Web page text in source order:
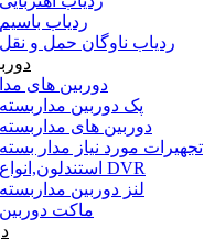
ردیاب باسیم
ردیاب ناوگان حمل و نقل
دوربین های
پک دوربین مداربسته
دوربین های مداربسته
تجهیرات مورد نیاز مدار بسته
استندلون,انواع DVR
لنز دوربین مداربسته
ماکت دوربین